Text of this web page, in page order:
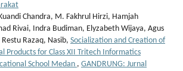
Chandra, M. Fakhrul Hirzi, Hamjah
Rivai, Indra Budiman, Elyzabeth Wijaya, Agus
Razaq, Nasib, Socialization and Creation of
Products for Class XII Tritech Informatics
School Medan , GANDRUNG: Jurnal